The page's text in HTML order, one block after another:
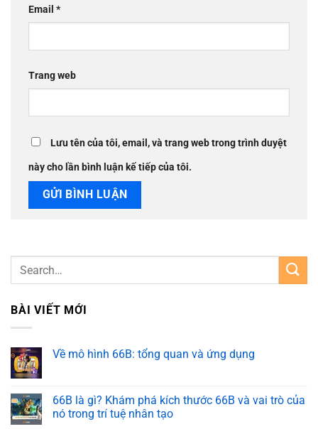
Email *
Trang web
Lưu tên của tôi, email, và trang web trong trình duyệt
này cho lần bình luận kế tiếp của tôi.
BÀI VIẾT MỚI
Về mô hình 66B: tổng quan và ứng dụng
66B là gì? Khám phá kích thước 66B và vai trò của
nó trong trí tuệ nhân tạo